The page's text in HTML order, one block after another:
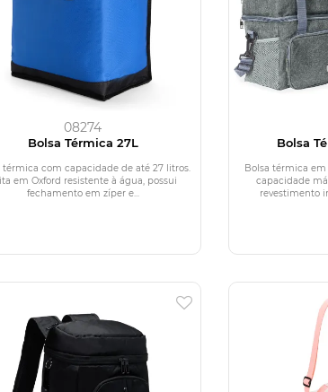
08274
Bolsa Térmica 27L
térmica com capacidade de até 27 litros.
em Oxford resistente à água, possui
fechamento em zíper e...
Bolsa
Bolsa térmica
capacidade
revestimento